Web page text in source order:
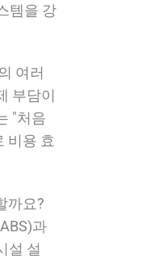
템을 강
여러
부담이
"처음
비용 효
까요?
과
설 설